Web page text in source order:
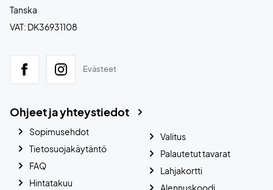
Tanska
VAT: DK36931108
Evästeet
Ohjeet ja yhteystiedot
Sopimusehdot
Tietosuojakäytäntö
FAQ
Hintatakuu
Valitus
Palautetut tavarat
Lahjakortti
Alennuskoodi